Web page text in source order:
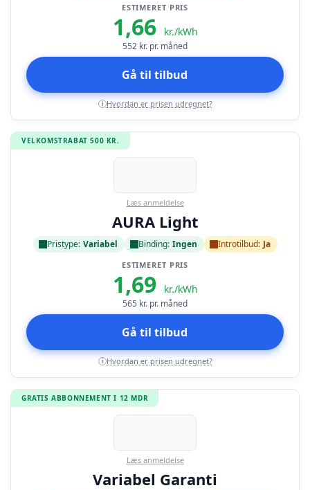
ESTIMERET PRIS
1,66 kr./kWh
552 kr. pr. måned
Gå til tilbud
i Hvordan er prisen udregnet?
VELKOMSTRABAT 500 KR.
Læs anmeldelse
AURA Light
Pristype: Variabel Binding: Ingen Introtilbud: Ja
ESTIMERET PRIS
1,69 kr./kWh
565 kr. pr. måned
Gå til tilbud
i Hvordan er prisen udregnet?
GRATIS ABBONNEMENT I 12 MDR
Læs anmeldelse
Variabel Garanti